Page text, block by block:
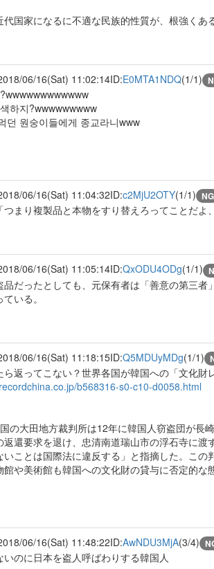
代国家になるに不適な民族的性質が、根強くあ
06/16(Sat) 11:02:14ID:E0MTA1NDQ(1/1)
하지?wwwwwwwww
던 원숭이들에게 종교라니www
06/16(Sat) 11:04:32ID:c2MjU2OTY(1/1) NG
まり複製品と本物をすり替えろってことだよ
06/16(Sat) 11:05:14ID:QxODU4ODg(1/1)
だったとしても、元保有者は「善意の第三者
いる。
06/16(Sat) 11:18:15ID:Q5MDUyMDg(1/1)
ら返ってこない？世界各国が韓国への「文化財
b568316-s0-c10-d0058.html
の大田地方裁判所は12年に韓国人窃盗団が長
返還要求を退け、忠清南道瑞山市の浮石寺に
いことは国際法に違反する」と指摘した。こ
や美術館も韓国への文化財の貸与に否定的な
06/16(Sat) 11:48:22ID:AwNDU3MjA(3/4)
いのに日本を盗人呼ばわりする韓国人